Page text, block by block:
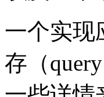
一个实现
存（